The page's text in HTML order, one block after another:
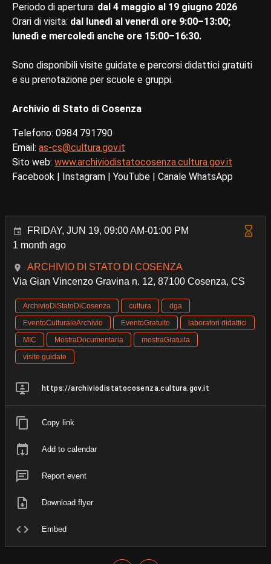
Periodo di apertura: dal 4 maggio al 19 giugno 2026
Orari di visita: dal lunedì al venerdì ore 9:00–13:00;
lunedì e mercoledì anche ore 15:00–16:30.
Sono disponibili visite guidate e percorsi didattici gratuiti
e su prenotazione per scuole e gruppi.
Archivio di Stato di Cosenza
Telefono: 0984 791790
Email: as-cs@cultura.gov.it
Sito web: www.archiviodistatocosenza.cultura.gov.it
Facebook | Instagram | YouTube | Canale WhatsApp
FRIDAY, JUN 19, 09:00 AM-01:00 PM
1 month ago
ARCHIVIO DI STATO DI COSENZA
Via Gian Vincenzo Gravina n. 12, 87100 Cosenza, CS
ArchivioDiStatoDiCosenza cultura
dga
EventoCulturaleArchivio
EventoGratuito
laboratori didattici
MIC
MostraDocumentaria
mostraGratuita
visite guidate
https://archiviodistatocosenza.cultura.gov.it
Copy link
Add to calendar
Report event
Download flyer
Embed